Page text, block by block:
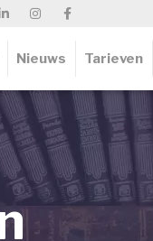
Nieuws Tarieven